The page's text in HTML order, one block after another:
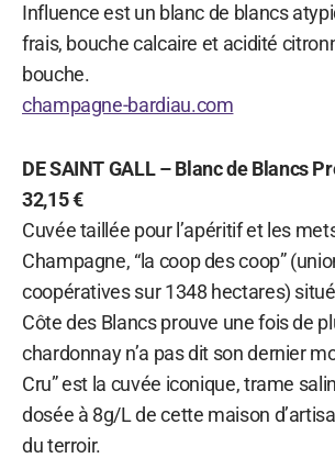
Influence est un blanc de blancs
frais, bouche calcaire et acidité
bouche.
champagne-bardiau.com
DE SAINT GALL – Blanc de Blancs
32,15 €
Cuvée taillée pour l’apéritif et les
Champagne, “la coop des coop”
coopératives sur 1348 hectares)
Côte des Blancs prouve une fois de
chardonnay n’a pas dit son dernier
Cru” est la cuvée iconique, trame
dosée à 8g/L de cette maison
du terroir.